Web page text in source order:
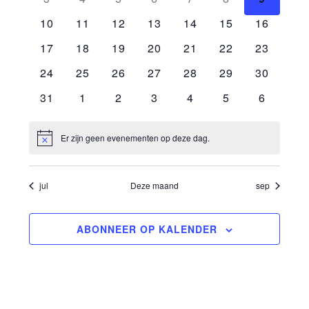
evenementenevenementen
0
10
0
11
0
12
0
13
0
14
0
15
0
16
0
17
0
18
0
19
0
20
0
21
0
22
0
23
0
24
0
25
0
26
0
27
0
28
0
29
0
30
0
31
0
1
0
2
0
3
0
4
0
5
0
6
BerichtEr zijn geen evenementen op deze dag.
jul Deze maand sep
ABONNEER OP KALENDER